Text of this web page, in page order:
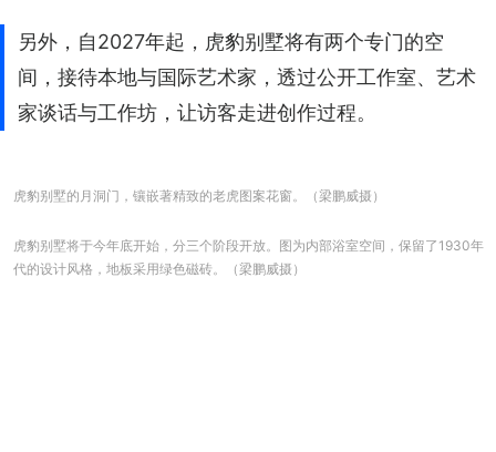
另外，自2027年起，虎豹别墅将有两个专门的空
间，接待本地与国际艺术家，透过公开工作室、艺术
家谈话与工作坊，让访客走进创作过程。
虎豹别墅的月洞门，镶嵌著精致的老虎图案花窗。（梁鹏威摄）
虎豹别墅将于今年底开始，分三个阶段开放。图为内部浴室空间，保留了1930年
代的设计风格，地板采用绿色磁砖。（梁鹏威摄）